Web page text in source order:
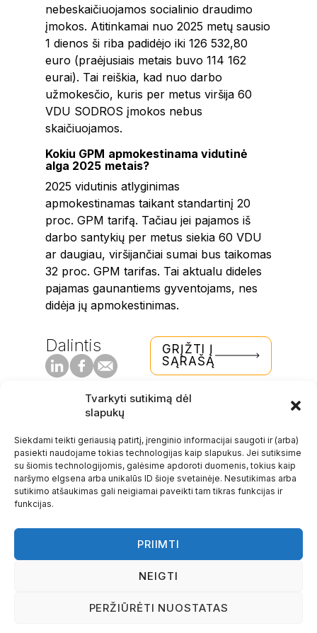
Tvarkyti sutikimą dėl
slapukų
Siekdami teikti geriausią patirtį, įrenginio informacijai saugoti ir (arba)
pasiekti naudojame tokias technologijas kaip slapukus. Jei sutiksime
su šiomis technologijomis, galėsime apdoroti duomenis, tokius kaip
naršymo elgsena arba unikalūs ID šioje svetainėje. Nesutikimas arba
sutikimo atšaukimas gali neigiamai paveikti tam tikras funkcijas ir
funkcijas.
PRIIMTI
NEIGTI
PERŽIŪRĖTI NUOSTATAS
nebeskaičiuojamos socialinio draudimo
įmokos. Atitinkamai nuo 2025 metų sausio
1 dienos ši riba padidėjo iki 126 532,80
euro (praėjusiais metais buvo 114 162
eurai). Tai reiškia, kad nuo darbo
užmokesčio, kuris per metus viršija 60
VDU SODROS įmokos nebus
skaičiuojamos.
Kokiu GPM apmokestinama vidutinė
alga 2025 metais?
2025 vidutinis atlyginimas
apmokestinamas taikant standartinį 20
proc. GPM tarifą. Tačiau jei pajamos iš
darbo santykių per metus siekia 60 VDU
ar daugiau, viršijančiai sumai bus taikomas
32 proc. GPM tarifas. Tai aktualu dideles
pajamas gaunantiems gyventojams, nes
didėja jų apmokestinimas.
Dalintis
GRĮŽTI Į
SĄRAŠĄ
REKVIZITAI
Įmonės kodas: 302936887
LT-01103, Vilnius, Lietuva